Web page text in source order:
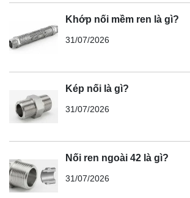
Khớp nối mềm ren là gì?
31/07/2026
Kép nối là gì?
31/07/2026
Nối ren ngoài 42 là gì?
31/07/2026